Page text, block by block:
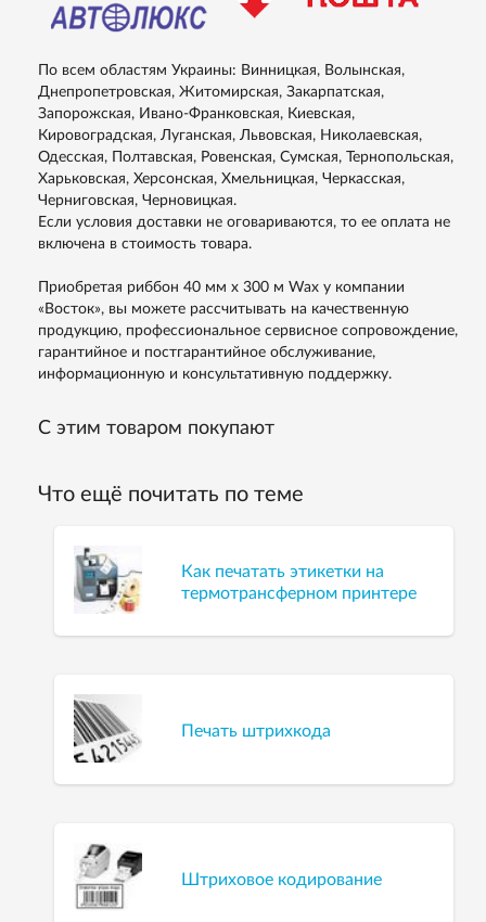
По всем областям Украины: Винницкая, Волынская,
Днепропетровская, Житомирская, Закарпатская,
Запорожская, Ивано-Франковская, Киевская,
Кировоградская, Луганская, Львовская, Николаевская,
Одесская, Полтавская, Ровенская, Сумская, Тернопольская,
Харьковская, Херсонская, Хмельницкая, Черкасская,
Черниговская, Черновицкая.
Если условия доставки не оговариваются, то ее оплата не
включена в стоимость товара.
Приобретая риббон 40 мм х 300 м Wax у компании
«Восток», вы можете рассчитывать на качественную
продукцию, профессиональное сервисное сопровождение,
гарантийное и постгарантийное обслуживание,
информационную и консультативную поддержку.
С этим товаром покупают
Что ещё почитать по теме
Как печатать этикетки на
термотрансферном принтере
Печать штрихкода
Штриховое кодирование